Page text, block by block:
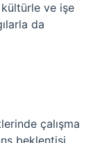
ve işe
da
çalışma
beklentisi